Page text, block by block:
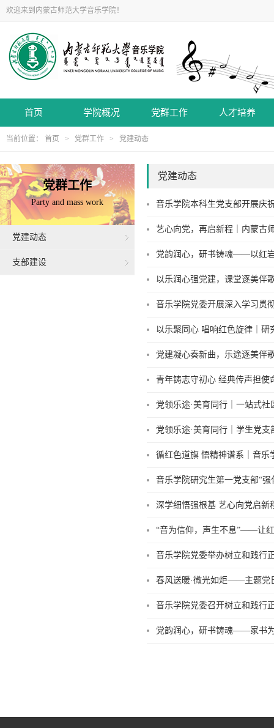
欢迎来到内蒙古师范大学音乐学院！
首页 学院概况 党群工作 人才培养
当前位置： 首页 > 党群工作 > 党建动态
党群工作
Party and mass work
党建动态
支部建设
党建动态
音乐学院本科生党支部开展庆
艺心向党，再启新程｜内蒙古
党韵润心，研书铸魂——以红
以乐润心强党建，课堂逐美伴
音乐学院党委开展深入学习贯
以乐聚同心 唱响红色旋律｜
党建凝心奏新曲，乐途逐美伴
青年铸志守初心 经典传声担
党领乐途·美育同行｜一站式
党领乐途·美育同行｜学生党
循红色道旗 悟精神谱系｜音乐
音乐学院研究生第一党支部“
深学细悟强根基 艺心向党启
“音为信仰，声生不息”——让
音乐学院党委举办树立和践行
春风送暖·微光如炬——主题党
音乐学院党委召开树立和践行
党韵润心，研书铸魂——家书